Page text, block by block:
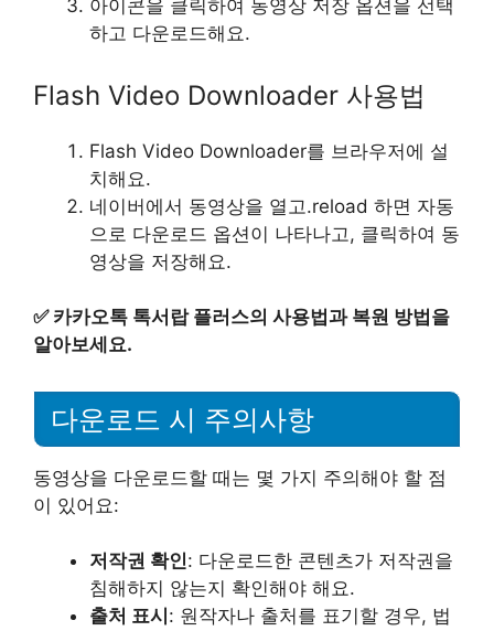
아이콘을 클릭하여 동영상 저장 옵션을 선택
하고 다운로드해요.
Flash Video Downloader 사용법
Flash Video Downloader를 브라우저에 설
치해요.
네이버에서 동영상을 열고.reload 하면 자동
으로 다운로드 옵션이 나타나고, 클릭하여 동
영상을 저장해요.
✅ 카카오톡 톡서랍 플러스의 사용법과 복원 방법을
알아보세요.
다운로드 시 주의사항
동영상을 다운로드할 때는 몇 가지 주의해야 할 점
이 있어요:
저작권 확인: 다운로드한 콘텐츠가 저작권을
침해하지 않는지 확인해야 해요.
출처 표시 : 원작자나 출처를 표기할 경우, 법